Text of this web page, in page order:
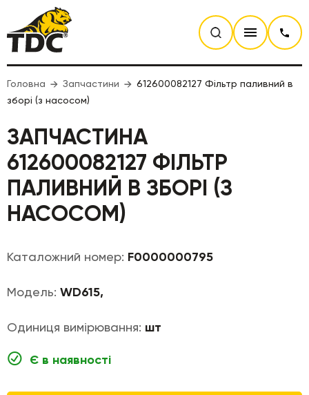
Головна Запчастини
612600082127 Фільтр паливний в
зборі (з насосом)
ЗАПЧАСТИНА
612600082127 ФІЛЬТР
ПАЛИВНИЙ В ЗБОРІ (З
НАСОСОМ)
Каталожний номер: F0000000795
Модель: WD615,
Одиниця вимірювання: шт
Є в наявності